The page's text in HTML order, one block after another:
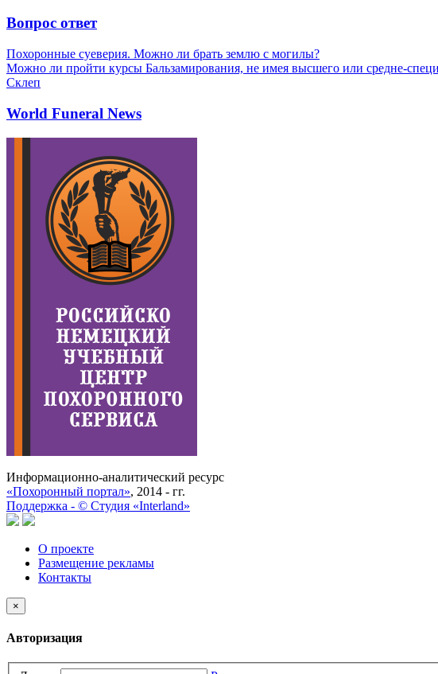
Вопрос ответ
Похоронные суеверия. Можно ли брать землю с могилы?
Можно ли пройти курсы Бальзамирования, не имея высшего или средне-
Склеп
World Funeral News
Информационно-аналитический ресурс
«Похоронный портал», 2014 - гг.
Поддержка - © Cтудия «Interland»
О проекте
Размещение рекламы
Контакты
×
Авторизация